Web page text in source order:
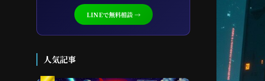
LINEで無料相談 →
人気記事